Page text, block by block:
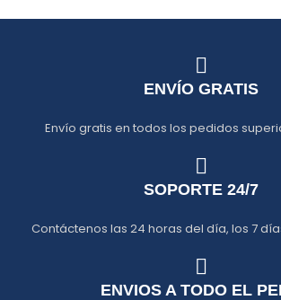
ENVÍO GRATIS
Envío gratis en todos los pedidos
SOPORTE 24/7
Contáctenos las 24 horas del día, los 7
ENVIOS A TODO EL